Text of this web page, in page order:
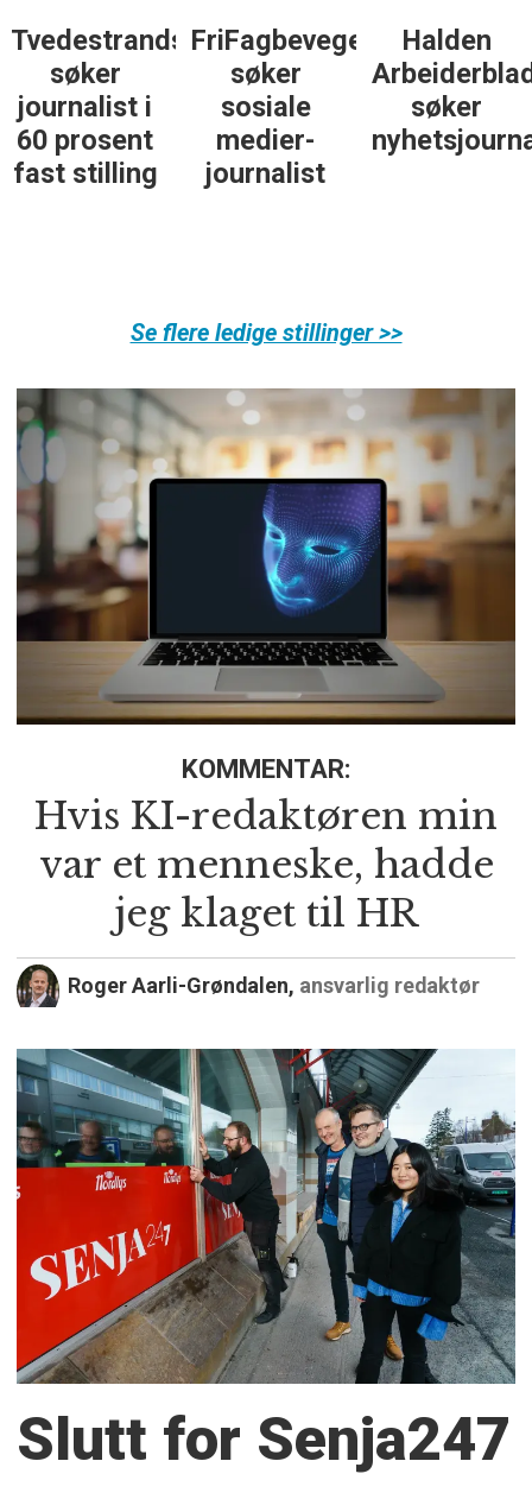
Tvedestrandsposten
søker
journalist i
60 prosent
fast stilling
FriFagbevegelse
søker
sosiale
medier-
journalist
Halden
søker
Se flere ledige stillinger >>
KOMMENTAR:
Hvis KI-redaktøren min
var et menneske, hadde
jeg klaget til HR
Roger Aarli-Grøndalen, ansvarlig redaktør
Slutt for Senja247